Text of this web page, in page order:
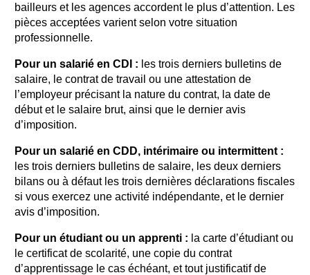
bailleurs et les agences accordent le plus d’attention. Les
pièces acceptées varient selon votre situation
professionnelle.
Pour un salarié en CDI : les trois derniers bulletins de
salaire, le contrat de travail ou une attestation de
l’employeur précisant la nature du contrat, la date de
début et le salaire brut, ainsi que le dernier avis
d’imposition.
Pour un salarié en CDD, intérimaire ou intermittent :
les trois derniers bulletins de salaire, les deux derniers
bilans ou à défaut les trois dernières déclarations fiscales
si vous exercez une activité indépendante, et le dernier
avis d’imposition.
Pour un étudiant ou un apprenti : la carte d’étudiant ou
le certificat de scolarité, une copie du contrat
d’apprentissage le cas échéant, et tout justificatif de